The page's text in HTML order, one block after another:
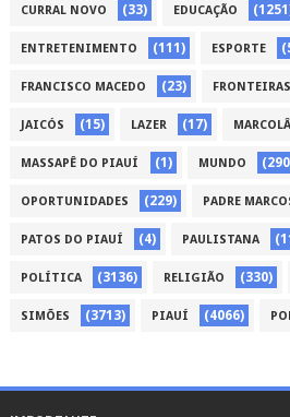
CURRAL NOVO (33) EDUCAÇÃO
ENTRETENIMENTO (111) ESPORTE
FRANCISCO MACEDO (23) FRONTEIRAS
JAICÓS (15) LAZER (17)
MASSAPÊ DO PIAUÍ (1) MUNDO
OPORTUNIDADES (229) PADRE
PATOS DO PIAUÍ (4) PAULISTANA
POLÍTICA (3136) RELIGIÃO (330)
SIMÕES (3713) PIAUÍ (4066)